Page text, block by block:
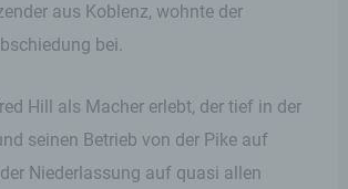
aus Koblenz, wohnte der
bei.
Hill als Macher erlebt, der tief in der
seinen Betrieb von der Pike auf
Niederlassung auf quasi allen